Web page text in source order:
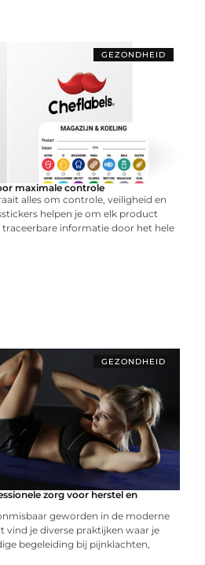
GEZONDHEID
maximale controle
alles om controle, veiligheid en
helpen je om elk product
informatie door het hele
GEZONDHEID
zorg voor herstel en
geworden in de moderne
vind je diverse praktijken waar je
begeleiding bij pijnklachten,